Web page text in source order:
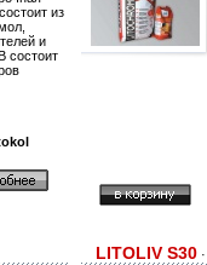
из
и
состоит
LITOLIV S30